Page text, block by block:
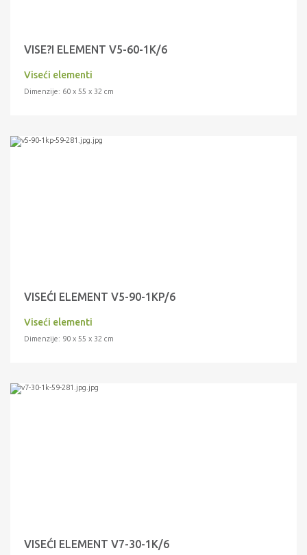
VISE?I ELEMENT V5-60-1K/6
Viseći elementi
Dimenzije: 60 x 55 x 32 cm
VISEĆI ELEMENT V5-90-1KP/6
Viseći elementi
Dimenzije: 90 x 55 x 32 cm
VISEĆI ELEMENT V7-30-1K/6